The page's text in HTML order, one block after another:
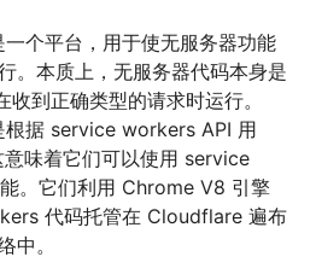
个平台，用于使无服务器功能
。本质上，无服务器代码本身是
收到正确类型的请求时运行。
据 service workers API 用
味着它们可以使用 service
。它们利用 Chrome V8 引擎
代码托管在 Cloudflare 遍布
中。